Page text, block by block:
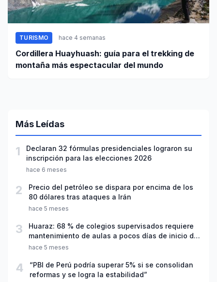
TURISMO hace 4 semanas
Cordillera Huayhuash: guía para el trekking de
montaña más espectacular del mundo
Más Leídas
1
Declaran 32 fórmulas presidenciales lograron su
inscripción para las elecciones 2026
hace 6 meses
2
Precio del petróleo se dispara por encima de los
80 dólares tras ataques a Irán
hace 5 meses
3
Huaraz: 68 % de colegios supervisados requiere
mantenimiento de aulas a pocos días de inicio del
año escolar 2026
hace 5 meses
4
“PBI de Perú podría superar 5% si se consolidan
reformas y se logra la estabilidad”